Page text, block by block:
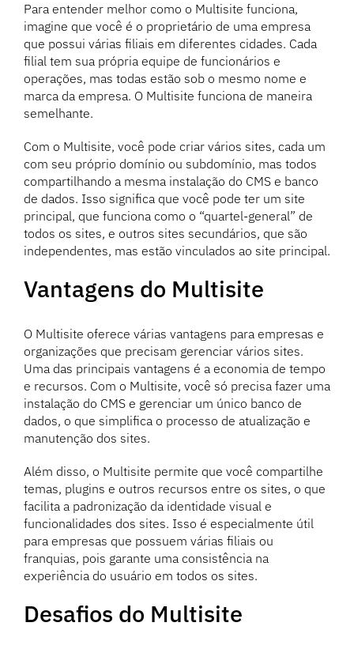
Para entender melhor como o Multisite funciona,
imagine que você é o proprietário de uma empresa
que possui várias filiais em diferentes cidades. Cada
filial tem sua própria equipe de funcionários e
operações, mas todas estão sob o mesmo nome e
marca da empresa. O Multisite funciona de maneira
semelhante.
Com o Multisite, você pode criar vários sites, cada um
com seu próprio domínio ou subdomínio, mas todos
compartilhando a mesma instalação do CMS e banco
de dados. Isso significa que você pode ter um site
principal, que funciona como o “quartel-general” de
todos os sites, e outros sites secundários, que são
independentes, mas estão vinculados ao site principal.
Vantagens do Multisite
O Multisite oferece várias vantagens para empresas e
organizações que precisam gerenciar vários sites.
Uma das principais vantagens é a economia de tempo
e recursos. Com o Multisite, você só precisa fazer uma
instalação do CMS e gerenciar um único banco de
dados, o que simplifica o processo de atualização e
manutenção dos sites.
Além disso, o Multisite permite que você compartilhe
temas, plugins e outros recursos entre os sites, o que
facilita a padronização da identidade visual e
funcionalidades dos sites. Isso é especialmente útil
para empresas que possuem várias filiais ou
franquias, pois garante uma consistência na
experiência do usuário em todos os sites.
Desafios do Multisite